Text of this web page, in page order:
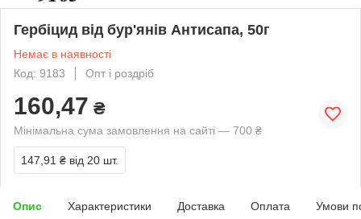
Гербіцид від бур'янів Антисапа, 50г
Немає в наявності
Код: 9183
Опт і роздріб
160,47 ₴
Мінімальна сума замовлення на сайті — 700 ₴
147,91 ₴ від 20 шт.
Опис Характеристики Доставка Оплата Умови